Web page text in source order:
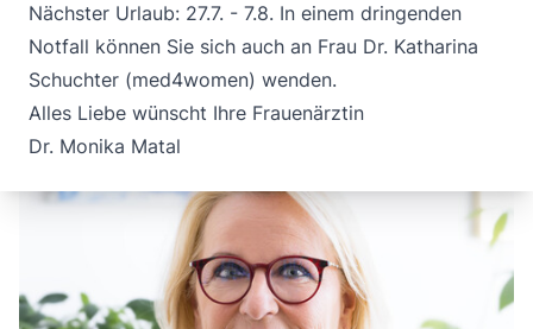
Nächster Urlaub: 27.7. - 7.8. In einem dringenden
Notfall können Sie sich auch an Frau Dr. Katharina
Schuchter (med4women) wenden.
Alles Liebe wünscht Ihre Frauenärztin
Dr. Monika Matal
+43 (1) 879 39 87
Anrufen Termin vereinbaren